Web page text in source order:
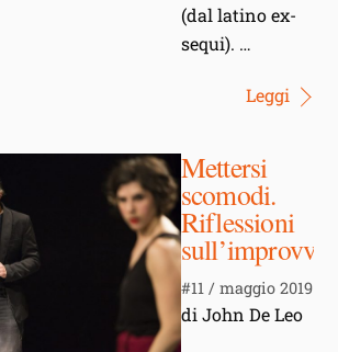
(dal latino ex-
sequi). …
Leggi
Mettersi
scomodi.
Riflessioni
#11 / maggio 2019
di John De Leo